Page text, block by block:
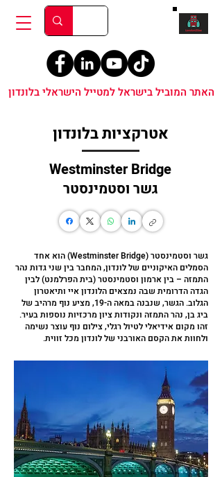
האתר המוביל בישראל למטייל הישראלי בלונדון
אטרקציות בלונדון
Westminster Bridge
גשר וסטמינסטר
גשר וסטמינסטר (Westminster Bridge) הוא אחד
הסמלים האיקוניים של לונדון, המחבר בין שני גדות נהר
התמזה – בין ארמון וסטמינסטר (בית הפרלמנט) לבין
הגדה הדרומית שבה נמצאים הלונדון איי ותיאטרון
הגלוב. הגשר, שנבנה במאה ה-19, מציע נוף מרהיב של
ביג בן, נהר התמזה ונקודות ציון מרכזיות נוספות בעיר.
זהו מקום אידיאלי לטיול רגלי, צילום נוף עוצר נשימה
ולחוות את הקסם האורבני של לונדון מכל זווית.